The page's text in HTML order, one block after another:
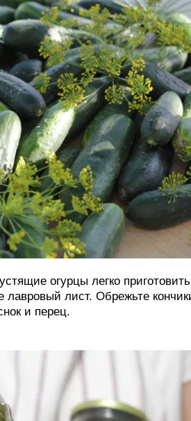
огурцы легко
лист. Обрежьте
и перец.